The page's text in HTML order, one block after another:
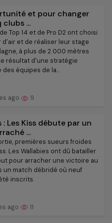
et pour changer
clubs ...
Top 14 et de Pro D2 ont choisi
d'air et de réaliser leur stage
à plus de 2 000 mètres
résultat d'une stratégie
équipes de la...
ago 9
: Les Kiss débute par un
...
premières sueurs froides
Les Wallabies ont dû batailler
pour arracher une victoire au
un match débridé où neuf
inscrits.
ago 11